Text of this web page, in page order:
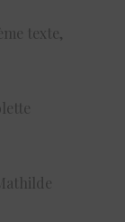
texte,